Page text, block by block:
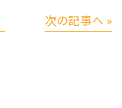
次の記事へ »